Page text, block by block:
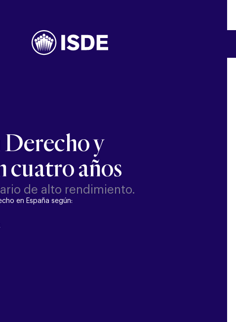
Derecho y
cuatro años
de alto rendimiento.
en España según: